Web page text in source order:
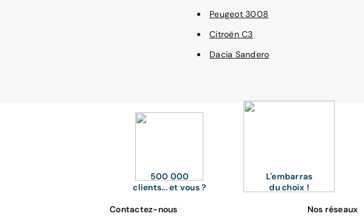
Peugeot 3008
Citroën C3
Dacia Sandero
500 000
clients... et vous ?
L'embarras
du choix !
Contactez-nous
Nos réseaux